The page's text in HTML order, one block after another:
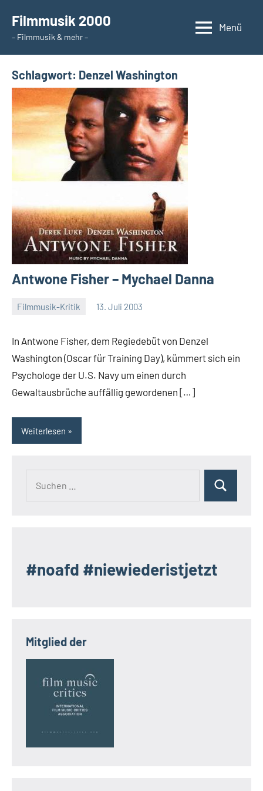
Inhalt
springen
Filmmusik 2000
– Filmmusik & mehr –
Menü
Schlagwort: Denzel Washington
Antwone Fisher – Mychael Danna
Filmmusik-Kritik 13. Juli 2003
In Antwone Fisher, dem Regiedebüt von Denzel
Washington (Oscar für Training Day), kümmert sich ein
Psychologe der U.S. Navy um einen durch
Gewaltausbrüche auffällig gewordenen […]
Weiterlesen
Suchen
#noafd #niewiederistjetzt
Mitglied der